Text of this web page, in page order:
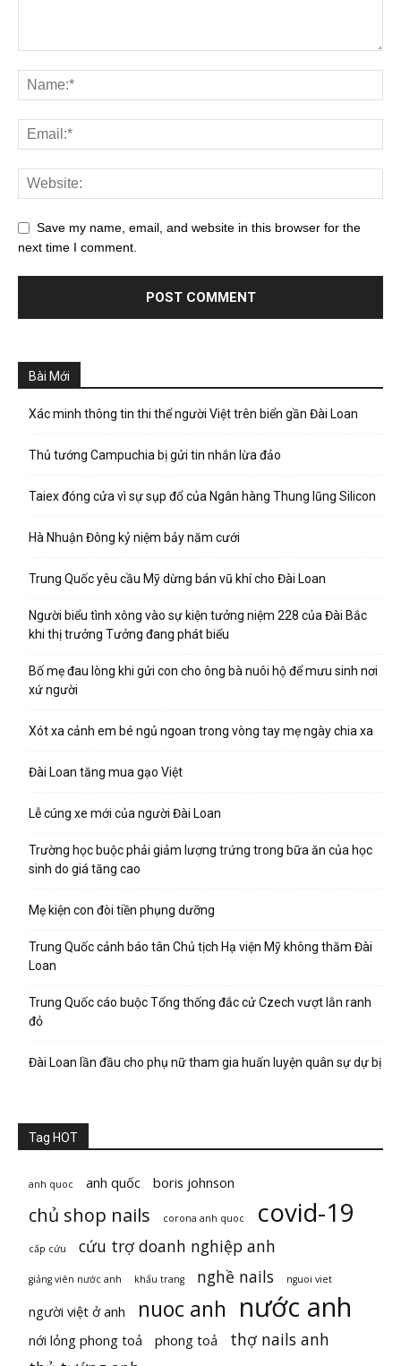
Save my name, email, and website in this browser for the
next time I comment.
Bài Mới
Xác minh thông tin thi thể người Việt trên biển gần Đài Loan
Thủ tướng Campuchia bị gửi tin nhắn lừa đảo
Taiex đóng cửa vì sự sụp đổ của Ngân hàng Thung lũng Silicon
Hà Nhuận Đông kỷ niệm bảy năm cưới
Trung Quốc yêu cầu Mỹ dừng bán vũ khí cho Đài Loan
Người biểu tình xông vào sự kiện tưởng niệm 228 của Đài Bắc
khi thị trưởng Tưởng đang phát biểu
Bố mẹ đau lòng khi gửi con cho ông bà nuôi hộ để mưu sinh nơi
xứ người
Xót xa cảnh em bé ngủ ngoan trong vòng tay mẹ ngày chia xa
Đài Loan tăng mua gạo Việt
Lễ cúng xe mới của người Đài Loan
Trường học buộc phải giảm lượng trứng trong bữa ăn của học
sinh do giá tăng cao
Mẹ kiện con đòi tiền phụng dưỡng
Trung Quốc cảnh báo tân Chủ tịch Hạ viện Mỹ không thăm Đài
Loan
Trung Quốc cáo buộc Tổng thống đắc cử Czech vượt lằn ranh
đỏ
Đài Loan lần đầu cho phụ nữ tham gia huấn luyện quân sự dự bị
Tag HOT
anh quoc anh quốc boris johnson
chủ shop nails corona anh quoc covid-19
cấp cứu cứu trợ doanh nghiệp anh
giảng viên nước anh khẩu trang nghề nails nguoi viet
người việt ở anh nuoc anh nước anh
nới lỏng phong toả phong toả
thợ nails anh